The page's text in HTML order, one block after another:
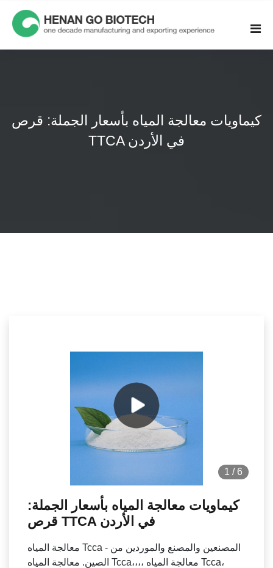
content
كيماويات معالجة المياه بأسعار الجملة: قرص
TTCA في الأردن
1 / 6
كيماويات معالجة المياه بأسعار الجملة:
قرص TTCA في الأردن
معالجة المياه Tcca - المصنعين والمصنع والموردين من
الصين. معالجة المياه Tcca،،،، معالجة المياه Tcca،